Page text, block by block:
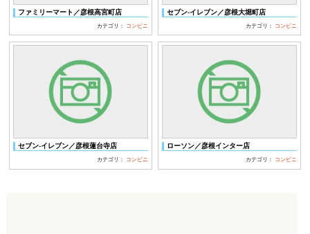
ファミリーマート／彦根高宮町店
カテゴリ： コンビニ
セブン‐イレブン／彦根大堀町店
カテゴリ： コンビニ
セブン‐イレブン／彦根蓮台寺店
カテゴリ： コンビニ
ローソン／彦根インター店
カテゴリ： コンビニ